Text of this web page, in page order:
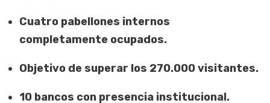
Cuatro pabellones internos
completamente ocupados.
Objetivo de superar los 270.000 visitantes.
10 bancos con presencia institucional.